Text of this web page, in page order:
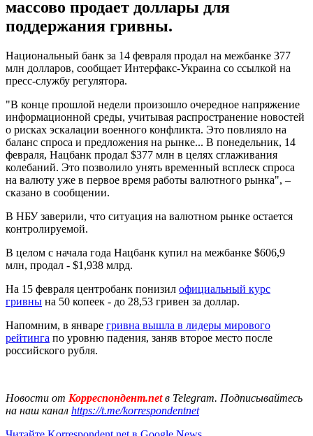
массово продает доллары для
поддержания гривны.
Национальный банк за 14 февраля продал на межбанке 377
млн долларов, сообщает Интерфакс-Украина со ссылкой на
пресс-службу регулятора.
"В конце прошлой недели произошло очередное напряжение
информационной среды, учитывая распространение новостей
о рисках эскалации военного конфликта. Это повлияло на
баланс спроса и предложения на рынке... В понедельник, 14
февраля, Нацбанк продал $377 млн в целях сглаживания
колебаний. Это позволило унять временный всплеск спроса
на валюту уже в первое время работы валютного рынка", –
сказано в сообщении.
В НБУ заверили, что ситуация на валютном рынке остается
контролируемой.
В целом с начала года Нацбанк купил на межбанке $606,9
млн, продал - $1,938 млрд.
На 15 февраля центробанк понизил официальный курс
гривны на 50 копеек - до 28,53 гривен за доллар.
Напомним, в январе гривна вышла в лидеры мирового
рейтинга по уровню падения, заняв второе место после
российского рубля.
Новости от Корреспондент.netв Telegram. Подписывайтесь
на наш канал https://t.me/korrespondentnet